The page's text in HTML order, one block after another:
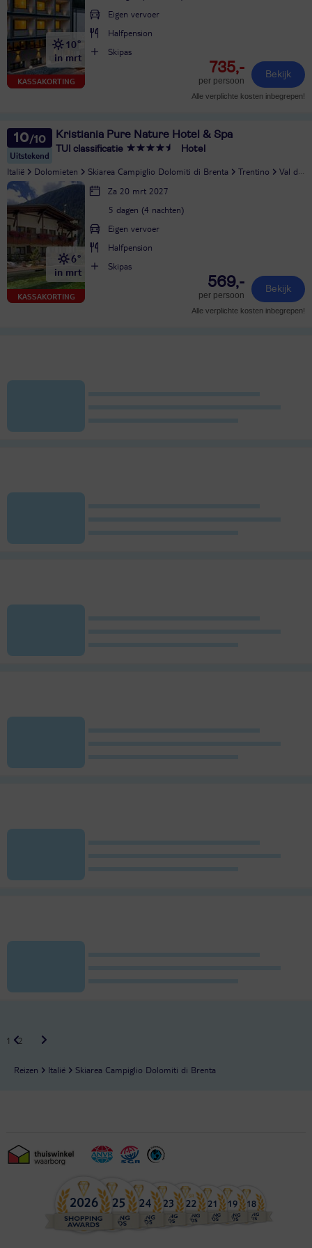
KASSAKORTING
10°
in mrt
Eigen vervoer
Halfpension
Skipas
735,-
per persoon
Bekijk
Alle verplichte kosten inbegrepen!
10
Uitstekend
Kristiania Pure Nature Hotel & Spa
TUI classificatie Hotel
Italië Dolomieten Skiarea Campiglio Dolomiti di Brenta Trentino Val di Sole
KASSAKORTING
6°
in mrt
Za 20 mrt 2027
5 dagen (4 nachten)
Eigen vervoer
Halfpension
Skipas
569,-
per persoon
Bekijk
Alle verplichte kosten inbegrepen!
1 2
Reizen Italië Skiarea Campiglio Dolomiti di Brenta